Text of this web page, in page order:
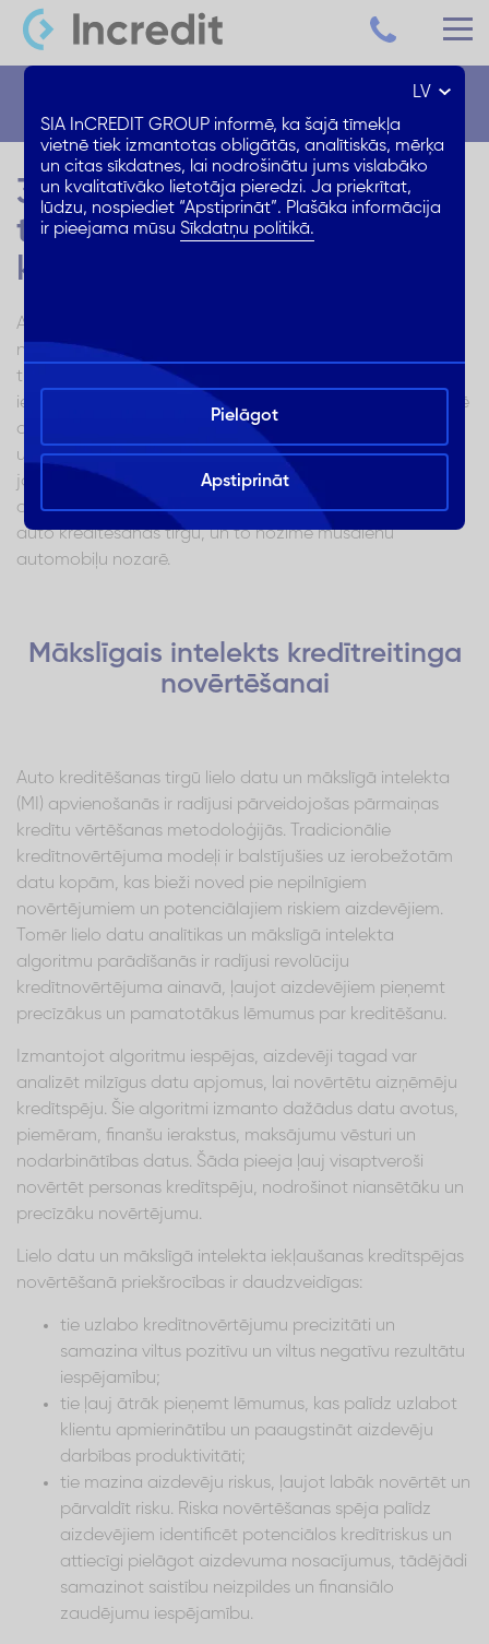
3 veidi, kā mūsdienu
tehnoloģijas palīdz auto
kreditēšanas jomā
Auto kreditēšanas tirgum ir būtiska nozīme automobiļu
nozarē, jo tas ļauj privātpersonām iegādāties
transportlīdzekļus, izmantojot dažādas finansēšanas
iespējas. Tehnoloģijas turpina strauji attīstīties un ietekmē
arī auto kreditēšanas nozari. Aizdevējiem, aizņēmējiem
un citiem nozares dalībniekiem ir būtiski sekot līdzi
jaunākajām tehnoloģijām un tendencēm. Šajā rakstā
aplūkotas jaunās tehnoloģijas un tendences, kas veido
auto kreditēšanas tirgu, un to nozīme mūsdienu
automobiļu nozarē.
Mākslīgais intelekts kredītreitinga
novērtēšanai
Auto kreditēšanas tirgū lielo datu un mākslīgā intelekta
(MI) apvienošanās ir radījusi pārveidojošas pārmaiņas
kredītu vērtēšanas metodoloģijās. Tradicionālie
kredītnovērtējuma modeļi ir balstījušies uz ierobežotām
datu kopām, kas bieži noved pie nepilnīgiem
novērtējumiem un potenciālajiem riskiem aizdevējiem.
Tomēr lielo datu analītikas un mākslīgā intelekta
algoritmu parādīšanās ir radījusi revolūciju
kredītnovērtējuma ainavā, ļaujot aizdevējiem pieņemt
precīzākus un pamatotākus lēmumus par kreditēšanu.
Izmantojot algoritmu iespējas, aizdevēji tagad var
analizēt milzīgus datu apjomus, lai novērtētu aizņēmēju
kredītspēju. Šie algoritmi izmanto dažādus datu avotus,
piemēram, finanšu ierakstus, maksājumu vēsturi un
nodarbinātības datus. Šāda pieeja ļauj visaptveroši
novērtēt personas kredītspēju, nodrošinot niansētāku un
precīzāku novērtējumu.
Lielo datu un mākslīgā intelekta iekļaušanas kredītspējas
novērtēšanā priekšrocības ir daudzveidīgas:
tie uzlabo kredītnovērtējumu precizitāti un
samazina viltus pozitīvu un viltus negatīvu rezultātu
iespējamību;
tie ļauj ātrāk pieņemt lēmumus, kas palīdz uzlabot
klientu apmierinātību un paaugstināt aizdevēju
darbības produktivitāti;
tie mazina aizdevēju riskus, ļaujot labāk novērtēt un
pārvaldīt risku. Riska novērtēšanas spēja palīdz
aizdevējiem identificēt potenciālos kredītriskus un
attiecīgi pielāgot aizdevuma nosacījumus, tādējādi
samazinot saistību neizpildes un finansiālo
zaudējumu iespējamību.
LV
SIA InCREDIT GROUP informē, ka šajā tīmekļa
vietnē tiek izmantotas obligātās, analītiskās, mērķa
un citas sīkdatnes, lai nodrošinātu jums vislabāko
un kvalitatīvāko lietotāja pieredzi. Ja priekrītat,
lūdzu, nospiediet “Apstiprināt”. Plašāka informācija
ir pieejama mūsuSīkdatņu politikā.
Pielāgot
Apstiprināt